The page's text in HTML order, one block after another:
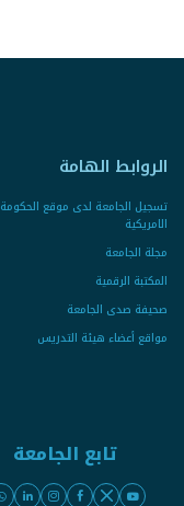
الروابط الهامة
تسجيل الجامعة لدى موقع الحكومة
الامريكية
مجلة الجامعة
المكتبة الرقمية
صحيفة صدى الجامعة
مواقع أعضاء هيئة التدريس
تابع الجامعة